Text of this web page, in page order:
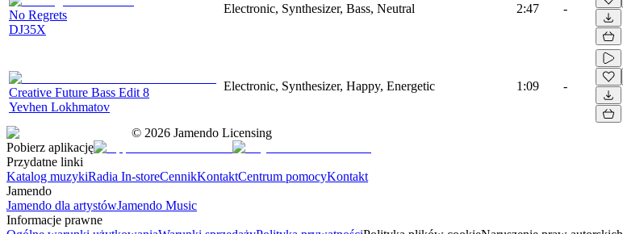
No Regrets
DJ35X
Electronic, Synthesizer, Bass, Neutral 2:47 -
Creative Future Bass Edit 8
Yevhen Lokhmatov
Electronic, Synthesizer, Happy, Energetic 1:09 -
© 2026 Jamendo Licensing
Pobierz aplikację
Przydatne linki
Katalog muzykiRadia In-storeCennikKontaktCentrum pomocyKontakt
Jamendo
Jamendo dla artystówJamendo Music
Informacje prawne